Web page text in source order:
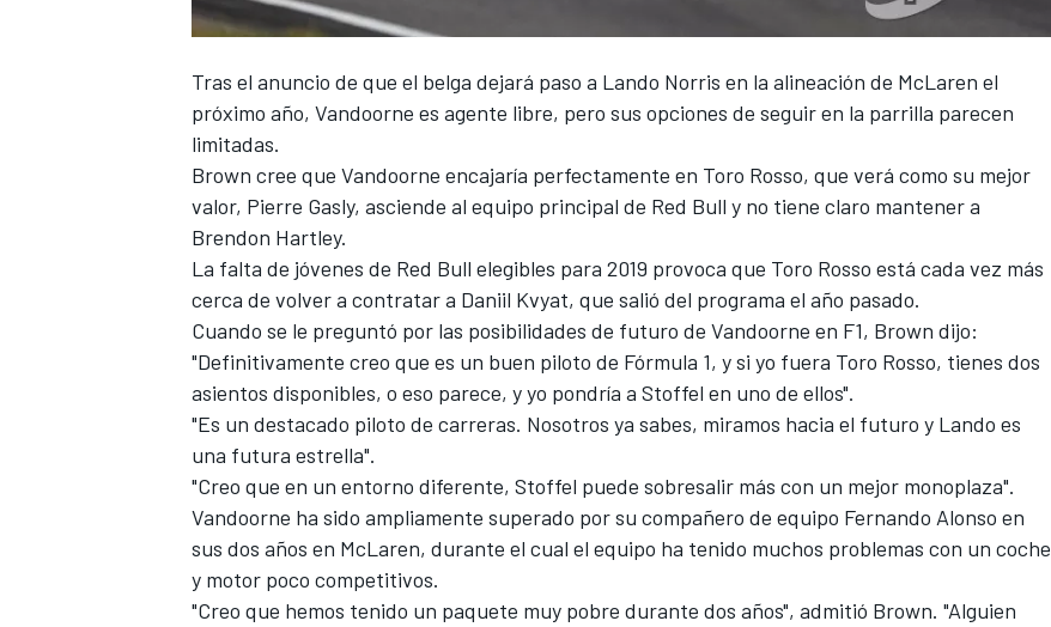
FÓRMULA E
Tras el anuncio de que el belga dejará paso a Lando Norris en la alineación de McLaren el
próximo año, Vandoorne es agente libre, pero sus opciones de seguir en la parrilla parecen
limitadas.
Brown cree que Vandoorne encajaría perfectamente en Toro Rosso, que verá como su mejor
valor, Pierre Gasly, asciende al equipo principal de Red Bull y no tiene claro mantener a
Brendon Hartley.
La falta de jóvenes de Red Bull elegibles para 2019 provoca que Toro Rosso está cada vez más
cerca de volver a contratar a Daniil Kvyat, que salió del programa el año pasado.
Cuando se le preguntó por las posibilidades de futuro de Vandoorne en F1, Brown dijo:
"Definitivamente creo que es un buen piloto de Fórmula 1, y si yo fuera Toro Rosso, tienes dos
asientos disponibles, o eso parece, y yo pondría a Stoffel en uno de ellos".
"Es un destacado piloto de carreras. Nosotros ya sabes, miramos hacia el futuro y Lando es
una futura estrella".
"Creo que en un entorno diferente, Stoffel puede sobresalir más con un mejor monoplaza".
Vandoorne ha sido ampliamente superado por su compañero de equipo Fernando Alonso en
sus dos años en McLaren, durante el cual el equipo ha tenido muchos problemas con un coche
y motor poco competitivos.
"Creo que hemos tenido un paquete muy pobre durante dos años", admitió Brown. "Alguien